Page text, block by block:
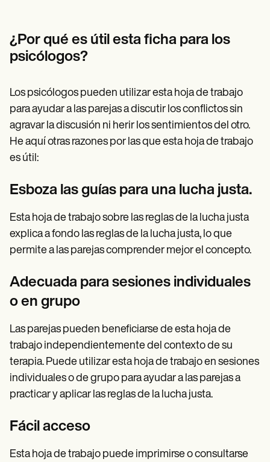
¿Por qué es útil esta ficha para los
psicólogos?
Los psicólogos pueden utilizar esta hoja de trabajo
para ayudar a las parejas a discutir los conflictos sin
agravar la discusión ni herir los sentimientos del otro.
He aquí otras razones por las que esta hoja de trabajo
es útil:
Esboza las guías para una lucha justa.
Esta hoja de trabajo sobre las reglas de la lucha justa
explica a fondo las reglas de la lucha justa, lo que
permite a las parejas comprender mejor el concepto.
Adecuada para sesiones individuales
o en grupo
Las parejas pueden beneficiarse de esta hoja de
trabajo independientemente del contexto de su
terapia. Puede utilizar esta hoja de trabajo en sesiones
individuales o de grupo para ayudar a las parejas a
practicar y aplicar las reglas de la lucha justa.
Fácil acceso
Esta hoja de trabajo puede imprimirse o consultarse